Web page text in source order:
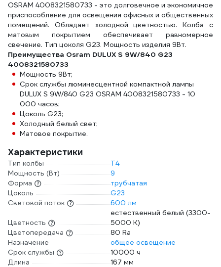
OSRAM 4008321580733 - это долговечное и экономичное
приспособление для освещения офисных и общественных
помещений. Обладает холодной цветностью. Колба с
матовым покрытием обеспечивает равномерное
свечение. Тип цоколя G23. Мощность изделия 9Вт.
Преимущества Osram DULUX S 9W/840 G23
4008321580733
Мощность 9Вт;
Срок службы люминесцентной компактной лампы
DULUX S 9W/840 G23 OSRAM 4008321580733 - 10
000 часов;
Цоколь G23;
Холодный белый свет;
Матовое покрытие.
Характеристики
Тип колбы
T4
Мощность (Вт)
9
Форма
трубчатая
Цоколь
G23
Световой поток
600 лм
Цветность
естественный белый (3300-
5000 К)
Цветопередача
80 Ra
Назначение
общее освещение
Срок службы
10000 ч
Длина
167 мм